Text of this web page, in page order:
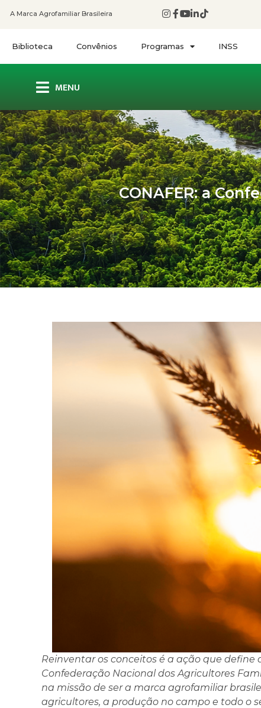
A Marca Agrofamiliar Brasileira
Biblioteca Convênios Programas INSS
MENU
CONAFER: a
Reinventar os conceitos é a ação que define
Confederação Nacional dos Agricultores
na missão de ser a marca agrofamiliar
agricultores, a produção no campo e todo o